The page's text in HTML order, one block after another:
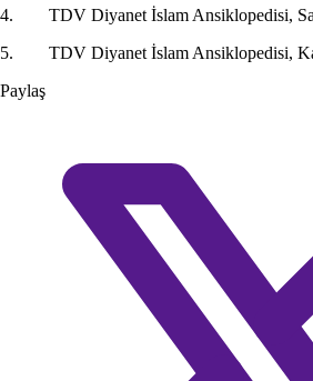
4. TDV Diyanet İslam Ansiklopedisi,
5. TDV Diyanet İslam Ansiklopedisi,
Paylaş